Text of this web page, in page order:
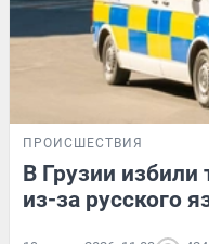
ПРОИСШЕСТВИЯ
В Грузии избили
из-за русского